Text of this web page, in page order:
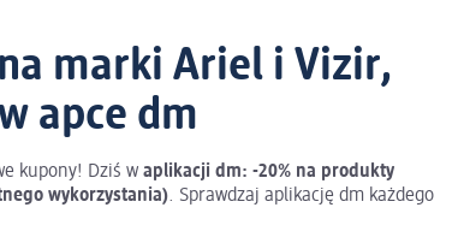
marki Ariel i Vizir,
apce dm
kupony! Dziś w aplikacji dm: -20% na produkty
wykorzystania). Sprawdzaj aplikację dm każdego